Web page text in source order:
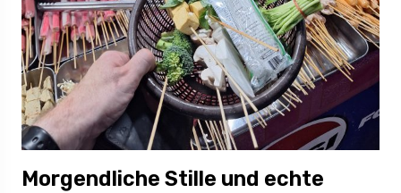
Morgendliche Stille und echte